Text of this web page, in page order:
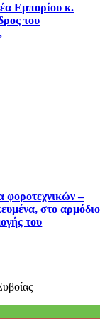
Εμπορίου κ.
του
φοροτεχνικών –
στο αρμόδιο
του